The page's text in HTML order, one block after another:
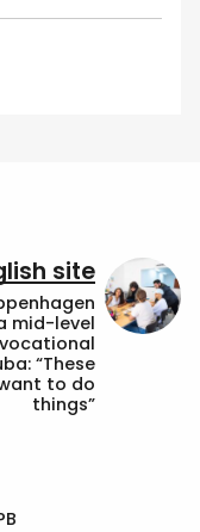
site
mid-level
“These
to do
things”